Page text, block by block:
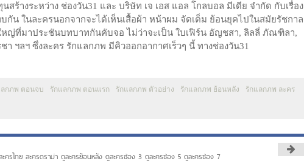
างระหว่าง ช่องวัน31 และ บริษัท เจ เอส แอล โกลบอล มีเดีย จำกัด กับเรื่อง
กัน ในละครนอกจากจะได้เห็นเสื้อผ้า หน้าผม จัดเต็ม ย้อนยุคไปในสมัยรัชกาล
หญ่ที่มาประชันบทบาทกันคับจอ ไม่ว่าจะเป็น ใบเฟิร์น อัญชสา, ลิลลี่ ภัณฑิลา,
ฯลฯ ซึ่งละคร รักแลกภพ มีคิวออกอากาศเร็วๆ นี้ ทางช่องวัน31
ลกภพ ตอนจบ รักแลกภพ ตอนแรก รักแลกภพ ตัวอย่าง รักแลกภพ ย้อนหลัง รักแลกภพ ละคร
ครไทย ละครดราม่า ดูละครย้อนหลัง ดูละครช่อง 3 ดูละครช่อง 5 ดูละครช่อง 7